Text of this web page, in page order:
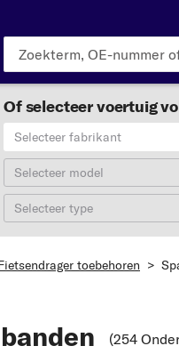
Of selecteer voertuig
Selecteer fabrikant
Selecteer model
Selecteer type
toebehoren >
(254